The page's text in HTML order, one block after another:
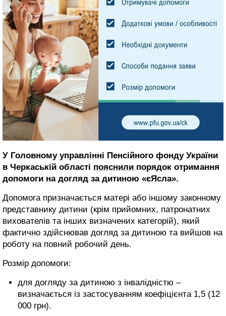
У Головному управлінні Пенсійного фонду України
в Черкаській області пояснили порядок отримання
допомоги на догляд за дитиною «єЯсла».
Допомога призначається матері або іншому законному
представнику дитини (крім прийомних, патронатних
вихователів та інших визначених категорій), який
фактично здійснював догляд за дитиною та вийшов на
роботу на повний робочий день.
Розмір допомоги:
для догляду за дитиною з інвалідністю –
визначається із застосуванням коефіцієнта 1,5 (12
000 грн).